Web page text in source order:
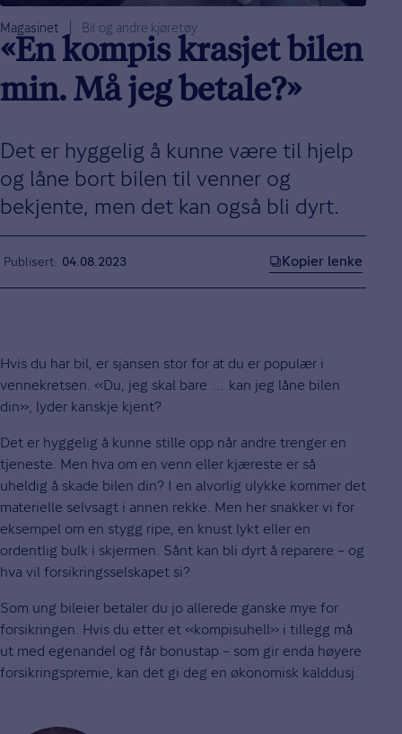
Magasinet Bil og andre kjøretøy
«En kompis krasjet bilen
min. Må jeg betale?»
Det er hyggelig å kunne være til hjelp
og låne bort bilen til venner og
bekjente, men det kan også bli dyrt.
Publisert 04.08.2023 Kopier lenke
Hvis du har bil, er sjansen stor for at du er populær i
vennekretsen. «Du, jeg skal bare … kan jeg låne bilen
din», lyder kanskje kjent?
Det er hyggelig å kunne stille opp når andre trenger en
tjeneste. Men hva om en venn eller kjæreste er så
uheldig å skade bilen din? I en alvorlig ulykke kommer det
materielle selvsagt i annen rekke. Men her snakker vi for
eksempel om en stygg ripe, en knust lykt eller en
ordentlig bulk i skjermen. Sånt kan bli dyrt å reparere – og
hva vil forsikringsselskapet si?
Som ung bileier betaler du jo allerede ganske mye for
forsikringen. Hvis du etter et «kompisuhell» i tillegg må
ut med egenandel og får bonustap – som gir enda høyere
forsikringspremie, kan det gi deg en økonomisk kalddusj.